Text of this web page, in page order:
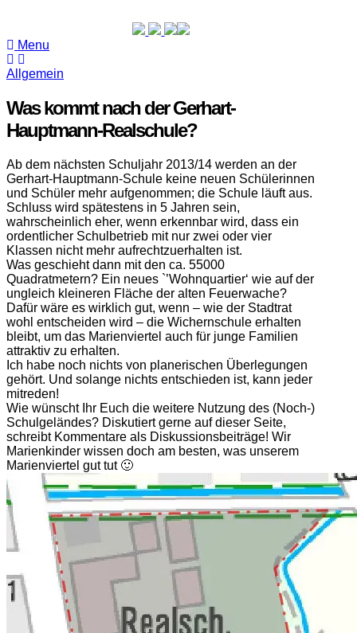
Menu
Allgemein
Was kommt nach der Gerhart-
Hauptmann-Realschule?
Ab dem nächsten Schuljahr 2013/14 werden an der
Gerhart-Hauptmann-Schule keine neuen Schülerinnen
und Schüler mehr aufgenommen; die Schule läuft aus.
Schluss wird spätestens in 5 Jahren sein,
wahrscheinlich eher, wenn erkennbar wird, dass ein
ordentlicher Schulbetrieb mit nur zwei oder vier
Klassen nicht mehr aufrechtzuerhalten ist.
Was geschieht dann mit den ca. 55000
Quadratmetern? Ein neues `’Wohnquartier‘ wie auf der
ungleich kleineren Fläche der alten Feuerwache?
Dafür wäre es wirklich gut, wenn – wie der Stadtrat
wohl entscheiden wird – die Wichernschule erhalten
bleibt, um das Marienviertel auch für junge Familien
attraktiv zu erhalten.
Ich habe noch nichts von planerischen Überlegungen
gehört. Und solange nichts entschieden ist, kann jeder
mitreden!
Wie wünscht Ihr Euch die weitere Nutzung des (Noch-)
Schulgeländes? Diskutiert gerne auf dieser Seite,
schreibt Kommentare als Diskussionsbeiträge! Wir
Marienkinder wissen doch am besten, was unserem
Marienviertel gut tut 🙂